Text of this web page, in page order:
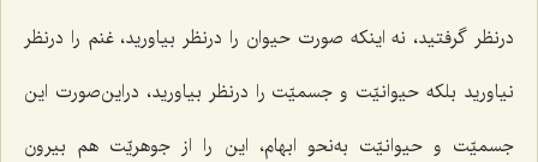
درنظر گرفتید، نه اینکه صورت حیوان را درنظر بیاورید، غنم را درنظر
نیاورید بلکه حیوانیّت و جسمیّت را درنظر بیاورید، دراین‌صورت این
جسمیّت و حیوانیّت به‌نحو ابهام، این را از جوهریّت هم بیرون